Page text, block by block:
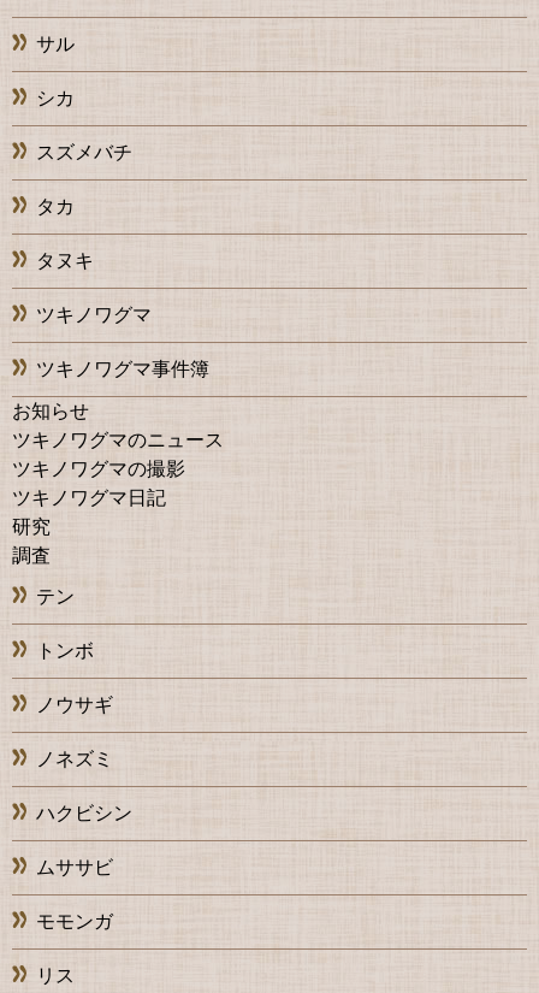
サル
シカ
スズメバチ
タカ
タヌキ
ツキノワグマ
ツキノワグマ事件簿
お知らせ
ツキノワグマのニュース
ツキノワグマの撮影
ツキノワグマ日記
研究
調査
テン
トンボ
ノウサギ
ノネズミ
ハクビシン
ムササビ
モモンガ
リス